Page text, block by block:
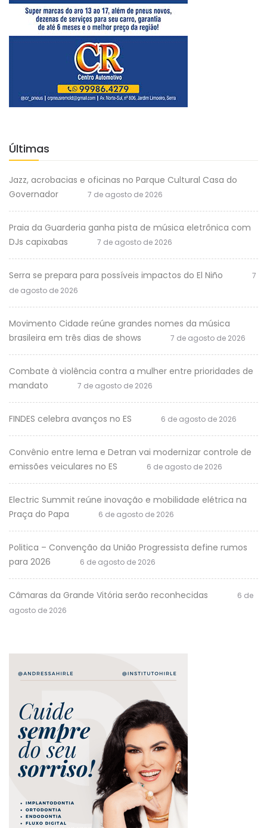
Últimas
Jazz, acrobacias e oficinas no Parque Cultural Casa do
Governador
7 de agosto de 2026
Praia da Guarderia ganha pista de música eletrônica com
DJs capixabas
7 de agosto de 2026
Serra se prepara para possíveis impactos do El Niño
7
de agosto de 2026
Movimento Cidade reúne grandes nomes da música
brasileira em três dias de shows
7 de agosto de 2026
Combate à violência contra a mulher entre prioridades de
mandato
7 de agosto de 2026
FINDES celebra avanços no ES 6 de agosto de 2026
Convênio entre Iema e Detran vai modernizar controle de
emissões veiculares no ES
6 de agosto de 2026
Electric Summit reúne inovação e mobilidade elétrica na
Praça do Papa
6 de agosto de 2026
Politica – Convenção da União Progressista define rumos
para 2026
6 de agosto de 2026
Câmaras da Grande Vitória serão reconhecidas
6 de
agosto de 2026